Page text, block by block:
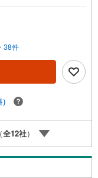
の時間帯はお電話で
きますぜひお気軽に
ューションズグルー
一例〕東宝ハウス浦
下げプラン⇒住宅ローン
某信用金庫金利1.275％
・要件があります）◇
フプランニング、かけ
ど多彩なサービスがご
38件
全12社）